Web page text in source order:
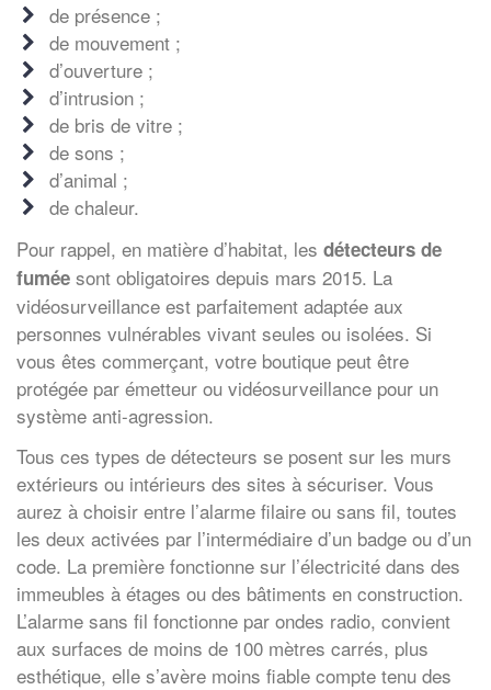
de présence ;
de mouvement ;
d’ouverture ;
d’intrusion ;
de bris de vitre ;
de sons ;
d’animal ;
de chaleur.
Pour rappel, en matière d’habitat, les détecteurs de
fumée sont obligatoires depuis mars 2015. La
vidéosurveillance est parfaitement adaptée aux
personnes vulnérables vivant seules ou isolées. Si
vous êtes commerçant, votre boutique peut être
protégée par émetteur ou vidéosurveillance pour un
système anti-agression.
Tous ces types de détecteurs se posent sur les murs
extérieurs ou intérieurs des sites à sécuriser. Vous
aurez à choisir entre l’alarme filaire ou sans fil, toutes
les deux activées par l’intermédiaire d’un badge ou d’un
code. La première fonctionne sur l’électricité dans des
immeubles à étages ou des bâtiments en construction.
L’alarme sans fil fonctionne par ondes radio, convient
aux surfaces de moins de 100 mètres carrés, plus
esthétique, elle s’avère moins fiable compte tenu des